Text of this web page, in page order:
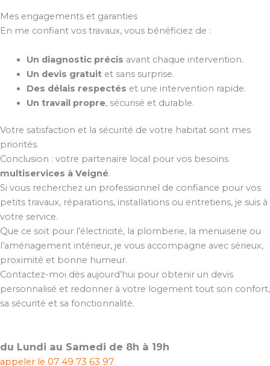
Mes engagements et garanties
En me confiant vos travaux, vous bénéficiez de :
Un diagnostic précis avant chaque intervention.
Un devis gratuitet sans surprise.
Des délais respectés et une intervention rapide.
Un travail propre, sécurisé et durable.
Votre satisfaction et la sécurité de votre habitat sont mes
priorités.
Conclusion : votre partenaire local pour vos besoins
multiservices à Veigné.
Si vous recherchez un professionnel de confiance pour vos
petits travaux, réparations, installations ou entretiens, je suis à
votre service.
Que ce soit pour l’électricité, la plomberie, la menuiserie ou
l’aménagement intérieur, je vous accompagne avec sérieux,
proximité et bonne humeur.
Contactez-moi dès aujourd’hui pour obtenir un devis
personnalisé et redonner à votre logement tout son confort,
sa sécurité et sa fonctionnalité.
du Lundi au Samedi de 8h à 19h
appeler le 07 49 73 63 97